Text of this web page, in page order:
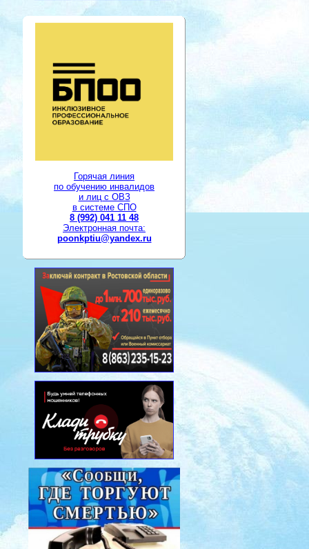
Горячая линия
по обучению инвалидов
и лиц с ОВЗ
в системе СПО
8 (992) 041 11 48
Электронная почта:
poonkptiu@yandex.ru